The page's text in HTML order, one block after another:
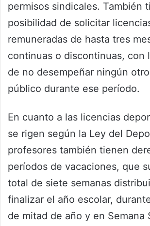
permisos sindicales. También
posibilidad de solicitar
remuneradas de hasta tres
continuas o discontinuas, con
de no desempeñar ningún
público durante ese período.
En cuanto a las licencias
se rigen según la Ley del
profesores también tienen
períodos de vacaciones, que
total de siete semanas
finalizar el año escolar,
de mitad de año y en Semana